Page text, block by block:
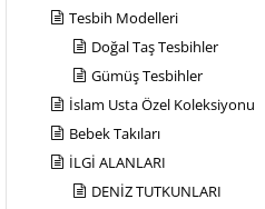
Tesbih Modelleri
Doğal Taş Tesbihler
Gümüş Tesbihler
İslam Usta Özel Koleksiyonu
Bebek Takıları
İLGİ ALANLARI
DENİZ TUTKUNLARI